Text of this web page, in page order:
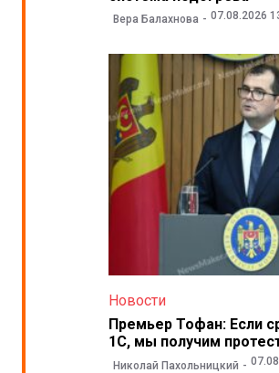
Вера Балахнова 07.08.2026
Новости
Премьер Тофан: Если
1С, мы получим
Николай Пахольницкий